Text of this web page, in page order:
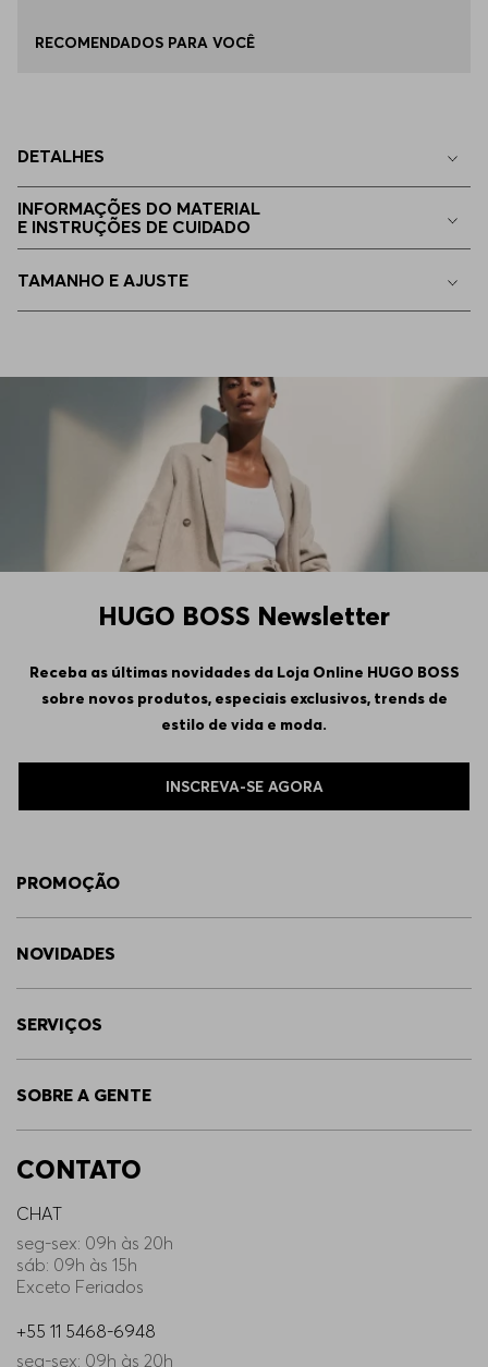
42
44 Indisponível
RECOMENDADOS PARA VOCÊ
DETALHES
INFORMAÇÕES DO MATERIAL
E INSTRUÇÕES DE CUIDADO
TAMANHO E AJUSTE
HUGO BOSS Newsletter
Receba as últimas novidades da Loja Online HUGO BOSS
sobre novos produtos, especiais exclusivos, trends de
estilo de vida e moda.
INSCREVA-SE AGORA
PROMOÇÃO
NOVIDADES
SERVIÇOS
SOBRE A GENTE
CONTATO
CHAT
seg-sex: 09h às 20h
sáb: 09h às 15h
Exceto Feriados
+55 11 5468-6948
seg-sex: 09h às 20h